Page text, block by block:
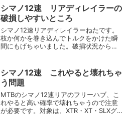
グプライヤー17ｍｍハブレンチ18ｍｍハ
ブレンチマイナスド...
シマノ12速 リアディレイラーの
破損しやすいところ
シマノ12速リアディレイラーねたです。
枝か何かを巻き込んでトルクをかけた瞬
間にもげちゃいました。破損状況からシ
り？破損状況リアディレイラーのトラブ
ルって、ハンガーが折れ...
シマノ12速 これやると壊れちゃ
う問題
MTBのシマノ12速リアのフリーハブ、こ
れやると高い確率で壊れちゃうので注意
が必要です。対象は、XTR・XT・SLXグ